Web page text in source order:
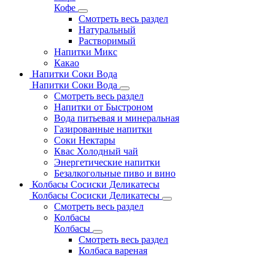
Кофе
Смотреть весь раздел
Натуральный
Растворимый
Напитки Микс
Какао
Напитки Соки Вода
Напитки Соки Вода
Смотреть весь раздел
Напитки от Быстроном
Вода питьевая и минеральная
Газированные напитки
Соки Нектары
Квас Холодный чай
Энергетические напитки
Безалкогольные пиво и вино
Колбасы Сосиски Деликатесы
Колбасы Сосиски Деликатесы
Смотреть весь раздел
Колбасы
Колбасы
Смотреть весь раздел
Колбаса вареная